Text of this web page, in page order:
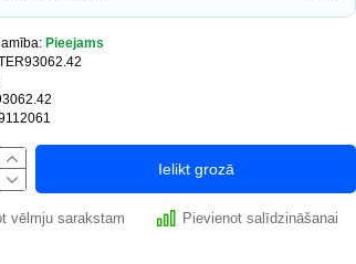
Pieejams
Ielikt grozā
vēlmju sarakstam Pievienot salīdzināšanai